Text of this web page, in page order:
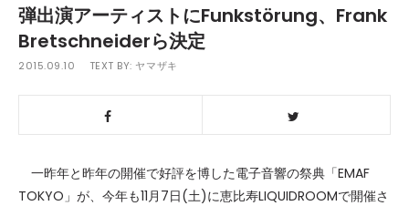
弾出演アーティストにFunkstörung、Frank
Bretschneiderら決定
2015.09.10 TEXT BY: ヤマザキ
一昨年と昨年の開催で好評を博した電子音響の祭典「EMAF
TOKYO」が、今年も11月7日(土)に恵比寿LIQUIDROOMで開催さ